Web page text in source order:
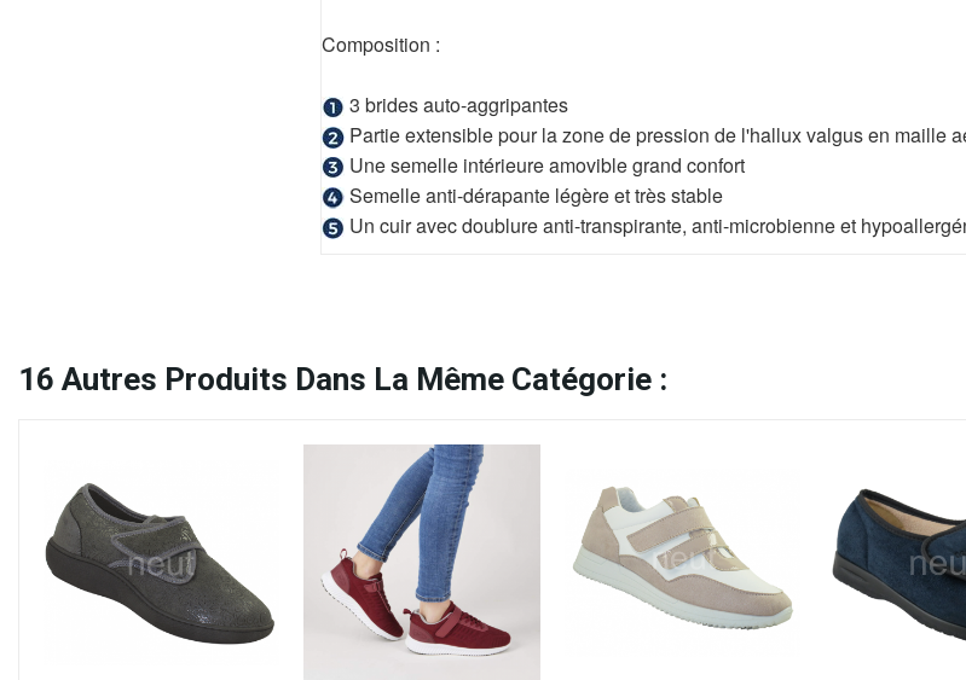
Composition :
3 brides auto-aggripantes
Partie extensible pour la zone de pression de l'hallux valgus en maille
Une semelle intérieure amovible grand confort
Semelle anti-dérapante légère et très stable
Un cuir avec doublure anti-transpirante, anti-microbienne et
16 Autres Produits Dans La Même Catégorie :